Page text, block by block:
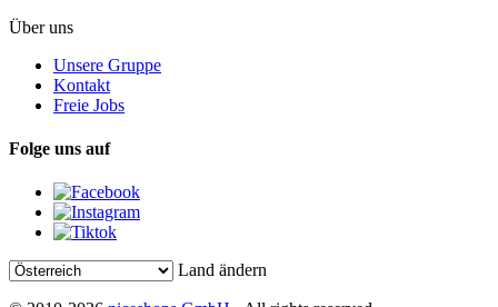
Über uns
Unsere Gruppe
Kontakt
Freie Jobs
Folge uns auf
Land ändern